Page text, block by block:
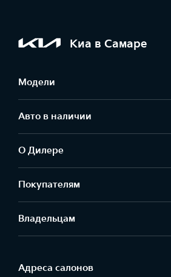
Киа в Самаре
Модели
Авто в наличии
О Дилере
Покупателям
Владельцам
Адреса салонов